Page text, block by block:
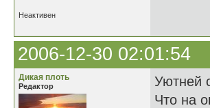
Неактивен
2006-12-30 02:01:54
Дикая плоть
Редактор
Уютней
Что на